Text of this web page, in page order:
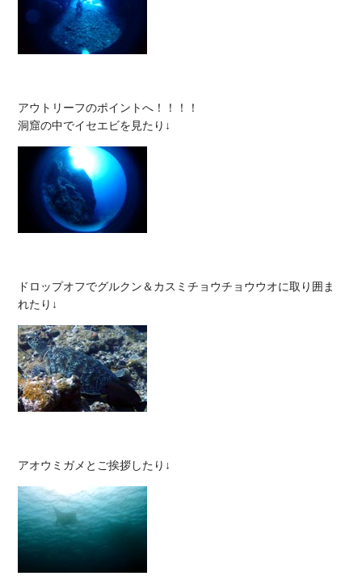
アウトリーフのポイントへ！！！！
ドロップオフでグルクン＆カスミチョウチョウウオに取り囲ま